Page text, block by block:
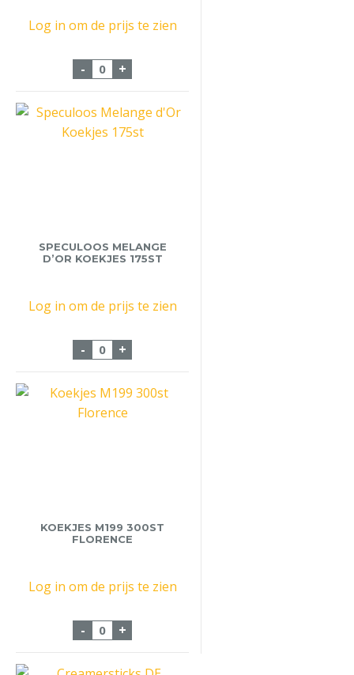
Log in om de prijs te zien
- Suikerklontjes Mini 8x500gr aantal
+
SPECULOOS MELANGE
D’OR KOEKJES 175ST
Log in om de prijs te zien
- Speculoos Melange d'Or Koekjes 175st
+
KOEKJES M199 300ST
FLORENCE
Log in om de prijs te zien
- Koekjes M199 300st Florence aantal
+